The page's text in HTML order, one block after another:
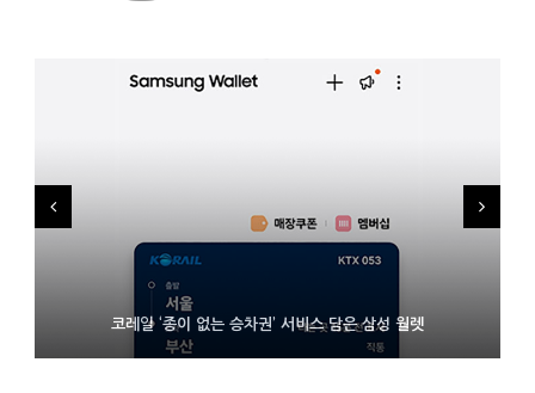
코레일 ‘종이 없는 승차권’ 서비스 담은 삼성 월렛
시력 조정 기능 얹고 가격 낮춘 공간 디스플레이 안경 ‘비추어 프로
2’ 공개
D램 부족에 10억달러어치 아이폰18 프로세서 패키징 대기 중